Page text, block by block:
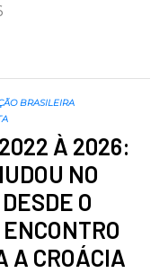
BRASILEIRA
À 2026:
NO
O
A CROÁCIA